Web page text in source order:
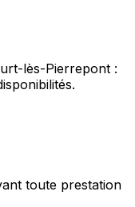
lès-Pierrepont :
toute prestation